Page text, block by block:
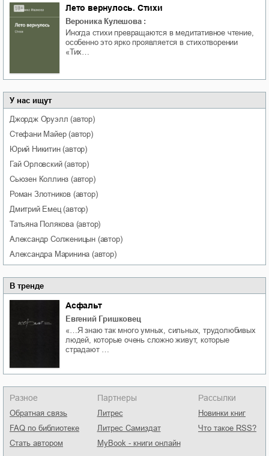
Лето вернулось. Стихи
Вероника Кулешова :
Иногда стихи превращаются в медитативное чтение,
особенно это ярко проявляется в стихотворении
«Тих…
У нас ищут
Джордж Оруэлл (автор)
Стефани Майер(автор)
Юрий Никитин(автор)
Гай Орловский(автор)
Сьюзен Коллинз (автор)
Роман Злотников (автор)
Дмитрий Емец(автор)
Татьяна Полякова(автор)
Александр Солженицын (автор)
Александра Маринина (автор)
В тренде
Асфальт
Евгений Гришковец
«…Я знаю так много умных, сильных, трудолюбивых
людей, которые очень сложно живут, которые
страдают …
Разное
Обратная связь
FAQ по библиотеке
Стать автором
Партнеры
Литрес
Литрес Самиздат
MyBook - книги онлайн
Рассылки
Новинки книг
Что такое RSS?